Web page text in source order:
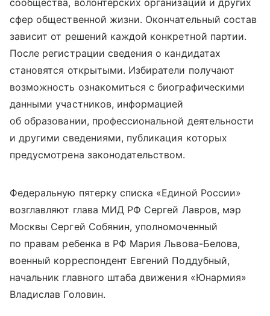
сообщества, волонтерских организаций и других
сфер общественной жизни. Окончательный состав
зависит от решений каждой конкретной партии.
После регистрации сведения о кандидатах
становятся открытыми. Избиратели получают
возможность ознакомиться с биографическими
данными участников, информацией
об образовании, профессиональной деятельности
и другими сведениями, публикация которых
предусмотрена законодательством.
Федеральную пятерку списка «Единой России»
возглавляют глава МИД РФ Сергей Лавров, мэр
Москвы Сергей Собянин, уполномоченный
по правам ребенка в РФ Мария Львова-Белова,
военный корреспондент Евгений Поддубный,
начальник главного штаба движения «Юнармия»
Владислав Головин.